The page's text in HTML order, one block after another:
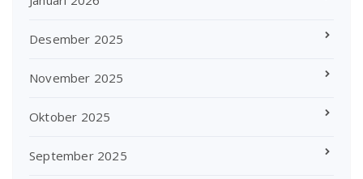
Desember 2025
November 2025
Oktober 2025
September 2025